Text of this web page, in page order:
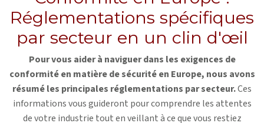
Réglementations spécifiques
par secteur en un clin d'œil
Pour vous aider à naviguer dans les exigences de
conformité en matière de sécurité en Europe, nous avons
résumé les principales réglementations par secteur.Ces
informations vous guideront pour comprendre les attentes
de votre industrie tout en veillant à ce que vous restiez